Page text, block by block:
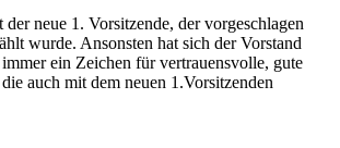
der neue 1. Vorsitzende, der vorgeschlagen
wurde. Ansonsten hat sich der Vorstand
ein Zeichen für vertrauensvolle, gute
auch mit dem neuen 1.Vorsitzenden